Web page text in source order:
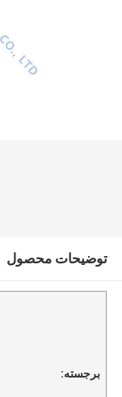
توضیحات محصول
برجسته: